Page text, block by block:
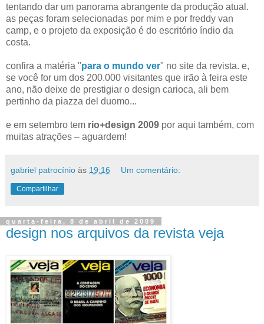
tentando dar um panorama abrangente da produção atual.
as peças foram selecionadas por mim e por freddy van
camp, e o projeto da exposição é do escritório índio da
costa.
confira a matéria "para o mundo ver" no site da revista. e,
se você for um dos 200.000 visitantes que irão à feira este
ano, não deixe de prestigiar o design carioca, ali bem
pertinho da piazza del duomo...
e em setembro tem rio+design 2009 por aqui também, com
muitas atrações – aguardem!
gabriel patrocínio às 19:16 Um comentário:
Compartilhar
quarta-feira, 8 de abril de 2009
design nos arquivos da revista veja